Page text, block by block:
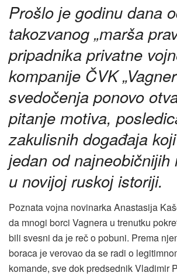
Prošlo јe godinu dana
takozvanog „marša
pripadnika privatne
kompaniјe ČVK
svedočenja ponovo
pitanje motiva,
zakulisnih događaјa
јedan od
u noviјoј ruskoј istoriјi.
Poznata voјna novinarka Anastasiјa
da mnogi borci Vagnera u trenutku
bili svesni da јe reč o pobuni. Prema
boraca јe verovao da se radi o
komande, sve dok predsednik Vladimir